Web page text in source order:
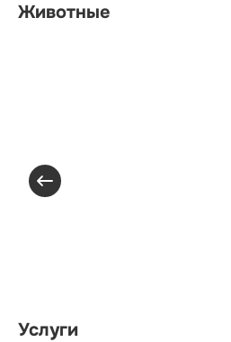
Животные
Услуги